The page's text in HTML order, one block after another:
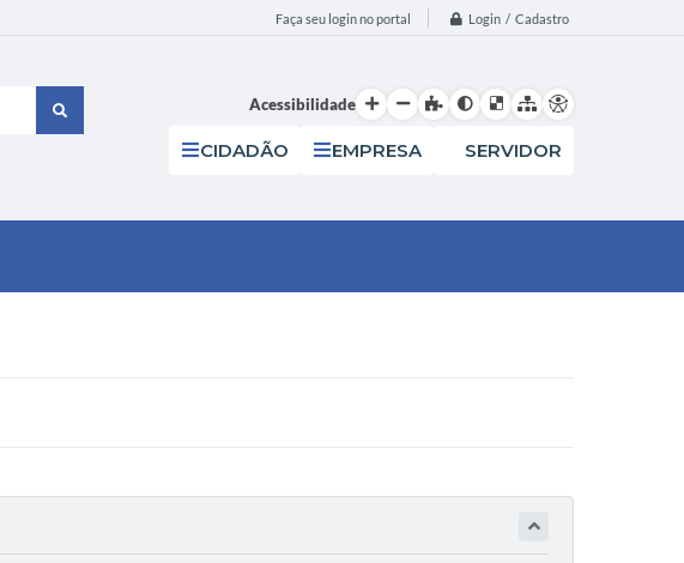
Faça seu login no portal Login / Cadastro
Acessibilidade
CIDADÃO EMPRESA SERVIDOR